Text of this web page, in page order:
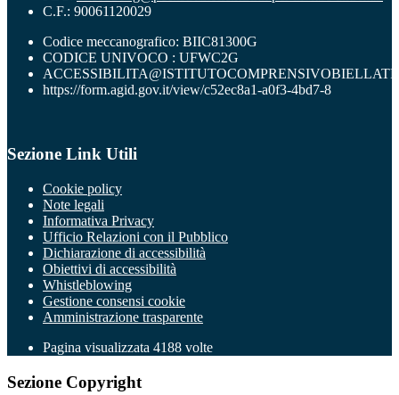
C.F.: 90061120029
Codice meccanografico: BIIC81300G
CODICE UNIVOCO : UFWC2G
https://form.agid.gov.it/view/c52ec8a1-a0f3-4bd7-8
Sezione Link Utili
Cookie policy
Note legali
Informativa Privacy
Ufficio Relazioni con il Pubblico
Dichiarazione di accessibilità
Obiettivi di accessibilità
Whistleblowing
Gestione consensi cookie
Amministrazione trasparente
Pagina visualizzata 4188 volte
Sezione Copyright